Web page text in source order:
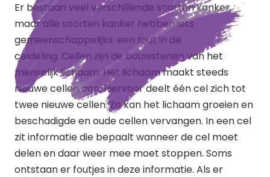
Er bestaan veel verschillende soorten kanker,
maar alle soorten kanker hebben iets
gemeenschappelijks: een fout in de
celdeling. Cellen zijn de bouwstenen van het
menselijk lichaam. Het lichaam maakt steeds
nieuwe cellen aan, hiervoor deelt één cel zich tot
twee nieuwe cellen. Zo kan het lichaam groeien en
beschadigde en oude cellen vervangen. In een cel
zit informatie die bepaalt wanneer de cel moet
delen en daar weer mee moet stoppen. Soms
ontstaan er foutjes in deze informatie. Als er